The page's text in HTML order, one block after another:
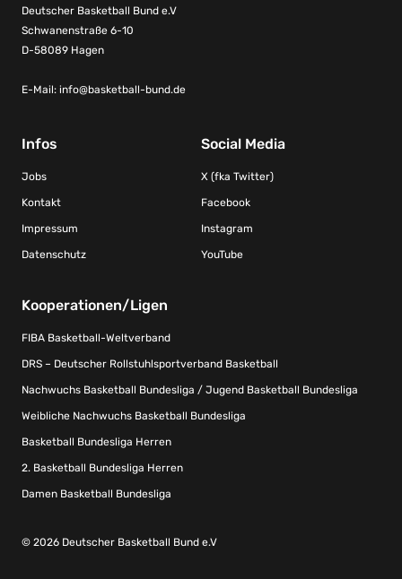
Deutscher Basketball Bund e.V
Schwanenstraße 6-10
D-58089 Hagen
E-Mail: info@basketball-bund.de
Infos
Jobs
Kontakt
Impressum
Datenschutz
Social Media
X (fka Twitter)
Facebook
Instagram
YouTube
Kooperationen/Ligen
FIBA Basketball-Weltverband
DRS – Deutscher Rollstuhlsportverband Basketball
Nachwuchs Basketball Bundesliga / Jugend Basketball Bundesliga
Weibliche Nachwuchs Basketball Bundesliga
Basketball Bundesliga Herren
2. Basketball Bundesliga Herren
Damen Basketball Bundesliga
© 2026 Deutscher Basketball Bund e.V